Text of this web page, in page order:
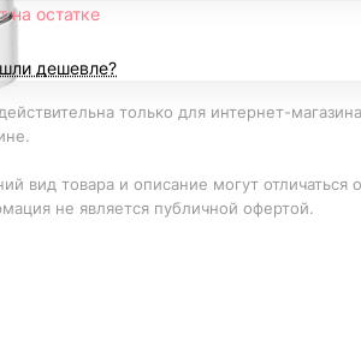
на остатке
дешевле?
только для интернет-
вид товара и описание могут отличаться
не является публичной офертой.